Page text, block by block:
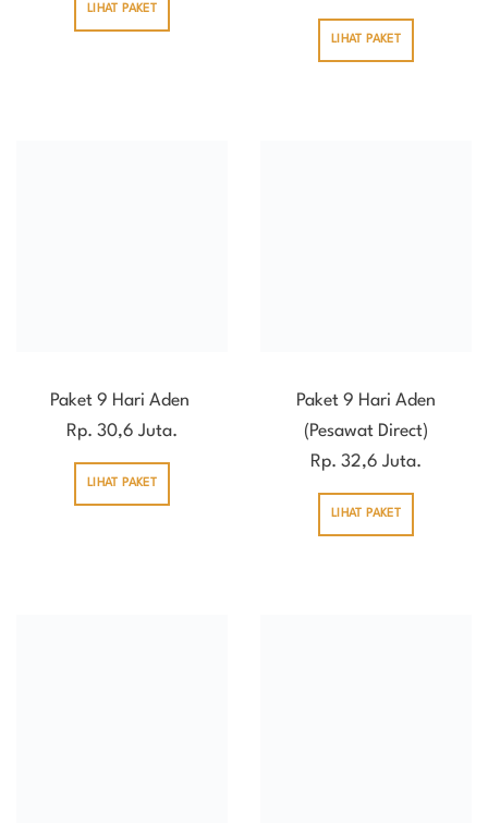
LIHAT PAKET
LIHAT PAKET
Paket 9 Hari Aden
Rp. 30,6 Juta.
LIHAT PAKET
Paket 9 Hari Aden
(Pesawat Direct)
Rp. 32,6 Juta.
LIHAT PAKET